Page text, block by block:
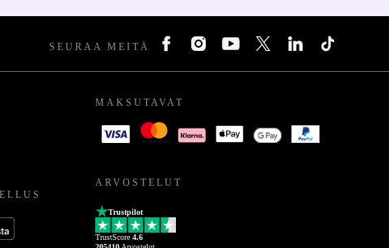
SEURAA MEITÄ
MAKSUTAVAT
ARVOSTELUT
Trustpilot
TrustScore 4.6